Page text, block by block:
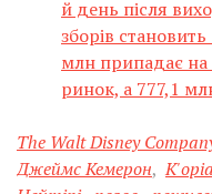
й день після
зборів
млн припадає на
ринок, а 777,1
The Walt Disney
Джеймс Кемерон,